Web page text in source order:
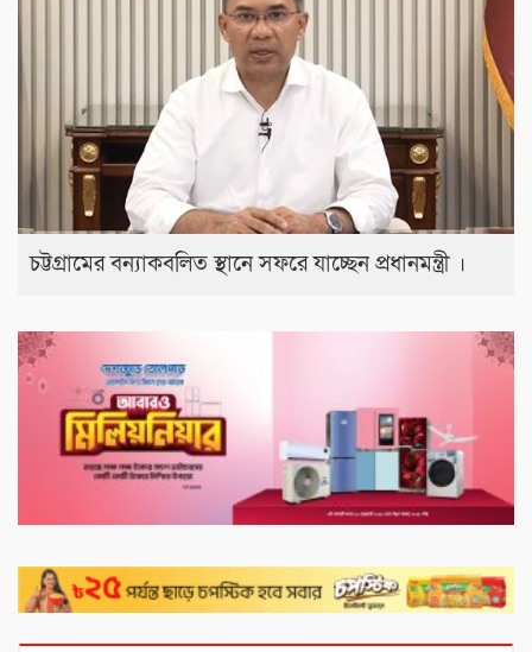
চট্টগ্রামের বন্যাকবলিত স্থানে সফরে যাচ্ছেন প্রধানমন্ত্রী ।